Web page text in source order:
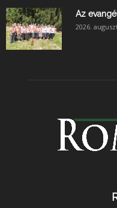
Az
2026.